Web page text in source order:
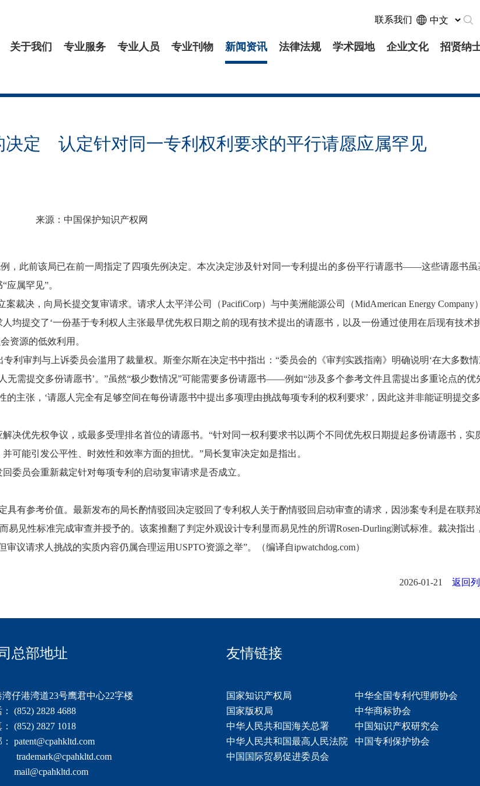
联系我们
关于我们 专业服务 专业人员 专业刊物 新闻资讯 法律法规 学术园地 企业文化 招贤纳
决定 认定针对同一专利权利要求的平行请愿应属罕见
来源：中国保护知识产权网
，此前该局已在前一周指定了四项先例决定。本次决定涉及针对同一专利提出的多份平行请愿书——这些请愿书虽
属罕见”。
裁决，向局长提交复审请求。请求人太平洋公司（PacifiCorp）与中美洲能源公司（MidAmerican Energy Company
均提交了‘一份基于专利权人主张最早优先权日期之前的现有技术提出的请愿书，以及一份通过使用在后现有技术
资源的低效利用。
专利审判与上诉委员会滥用了裁量权。斯奎尔斯在决定书中指出：“委员会的《审判实践指南》明确说明‘在大多数
无需提交多份请愿书’。”虽然“极少数情况”可能需要多份请愿书——例如“涉及多个参考文件且需提出多重论点的优
主张，‘请愿人完全有足够空间在每份请愿书中提出多项理由挑战每项专利的权利要求’，因此这并非能证明提交多
决优先权争议，或最多受理排名首位的请愿书。“针对同一权利要求书以两个不同优先权日期提起多份请愿书，实
可能引发公平性、时效性和效率方面的担忧。”局长复审决定如是指出。
委员会重新裁定针对每项专利的启动复审请求是否成立。
有参考价值。最新发布的局长酌情驳回决定驳回了专利权人关于酌情驳回启动审查的请求，因涉案专利是在联邦
易见性标准完成审查并授予的。该案推翻了判定外观设计专利显而易见性的所谓Rosen-Durling测试标准。裁决指出
议请求人挑战的实质内容仍属合理运用USPTO资源之举”。（编译自ipwatchdog.com）
2026-01-21 返回
总部地址
湾仔港湾道23号鹰君中心22字楼
(852) 2828 4688
(852) 2827 1018
patent@cpahkltd.com
友情链接
国家知识产权局
中华全国专利代理师协会
国家版权局
中华商标协会
中华人民共和国海关总署
中国知识产权研究会
中华人民共和国最高人民法院
中国专利保护协会
中国国际贸易促进委员会